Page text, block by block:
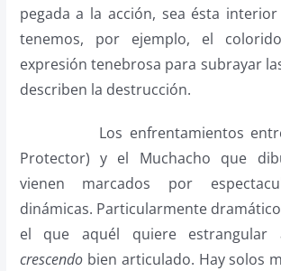
pegada a la acción, sea ésta
tenemos, por ejemplo, el
expresión tenebrosa para subrayar
describen la destrucción.
Los enfrentamientos entre
Protector) y el Muchacho que
vienen marcados por
dinámicas. Particularmente
el que aquél quiere estrangular
crescendobien articulado. Hay solos